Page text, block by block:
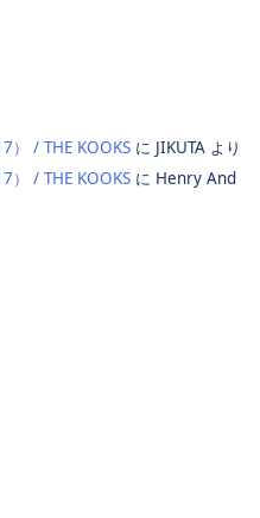
） / THE KOOKS に JIKUTA より
） / THE KOOKS に Henry And